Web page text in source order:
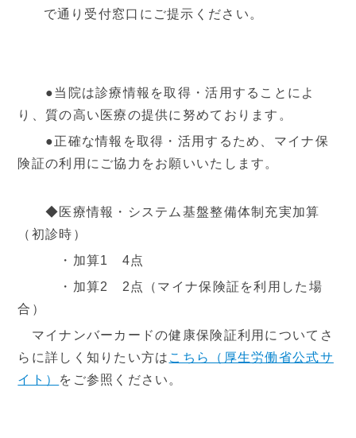
で通り受付窓口にご提示ください。
●当院は診療情報を取得・活用することによ
り、質の高い医療の提供に努めております。
●正確な情報を取得・活用するため、マイナ保
険証の利用にご協力をお願いいたします。
◆医療情報・システム基盤整備体制充実加算
（初診時）
・加算1 4点
・加算2 2点（マイナ保険証を利用した場
合）
マイナンバーカードの健康保険証利用についてさ
らに詳しく知りたい方は こちら（厚生労働省公式サ
イト）
をご参照ください。